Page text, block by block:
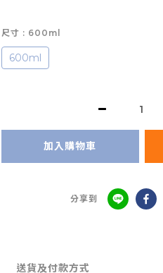
尺寸 : 600ml
600ml
加入購物車
分享到
送貨及付款方式